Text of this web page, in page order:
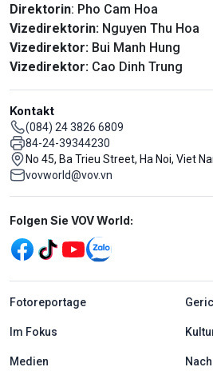
Direktorin: Pho Cam Hoa
Vizedirektorin: Nguyen Thu Hoa
Vizedirektor: Bui Manh Hung
Vizedirektor: Cao Dinh Trung
Kontakt
(084) 24 3826 6809
84-24-39344230
No 45, Ba Trieu Street, Ha Noi, Viet
vovworld@vov.vn
Mạng xã hội
Folgen Sie VOV World:
menu footer tiếng
Fotoreportage
Im Fokus
Medien